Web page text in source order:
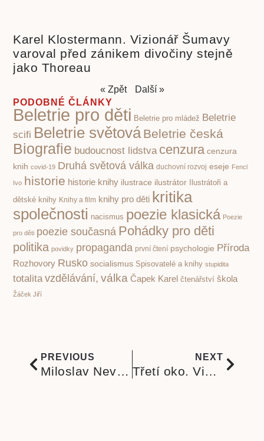
Karel Klostermann. Vizionář Šumavy
varoval před zánikem divočiny stejně
jako Thoreau
« Zpět
Další »
PODOBNÉ ČLÁNKY
Beletrie pro děti Beletrie pro mládež Beletrie
scifi Beletrie světováBeletrie česká
Biografie budoucnost lidstva cenzura cenzura
knih covid-19 Druhá světová válka duchovní rozvoj eseje Fencl
Ivo historie historie knihy ilustrace ilustrátor
Ilustrátoři a
dětské knihy Knihy a film knihy pro děti kritika
společnosti nacismus poezie klasická Poezie
pro děti poezie současná Pohádky pro děti
politika povidky propaganda první čtení psychologie Příroda
Rozhovory Rusko socialismus Spisovatelé a knihy stupidita
totalita vzdělávání, válka Čapek Karel čtenářství škola
Žáček Jiří
PREVIOUS
Miloslav Nevrlý a jeho vyhledávané knihy o přírodě
NEXT
Třetí oko. Vize C.G. Junga z roku 1944